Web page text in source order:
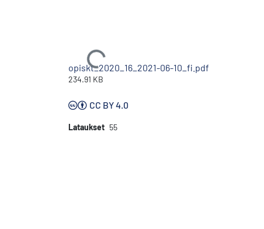
Ladataan...
opiskt_2020_16_2021-06-10_fi.pdf
234.91 KB
CC BY 4.0
Lataukset 55